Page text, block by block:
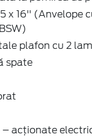
x 16'' (Anvelope
plafon cu 2
spate
acționate